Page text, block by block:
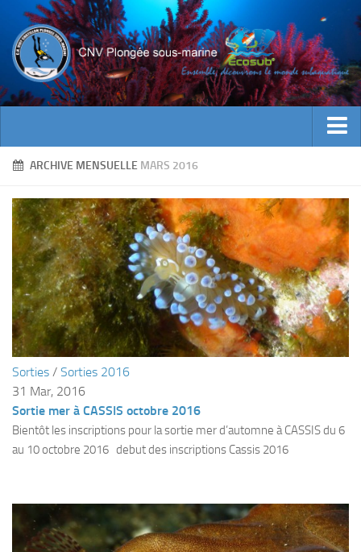
ACTUALITES
INFOS CNV
Bienvenue
Contacts
Documents utiles
Encadrement
Historique
ECOLE DE PLONGEE
Plongeur N3
ARCHIVE MENSUELLE MARS 2016
Sorties / Sorties 2016
31 Mar, 2016
Sortie mer à CASSIS octobre 2016
Bientôt les inscriptions pour la sortie mer d’automne à CASSIS du 6
au 10 octobre 2016 debut des inscriptions Cassis 2016